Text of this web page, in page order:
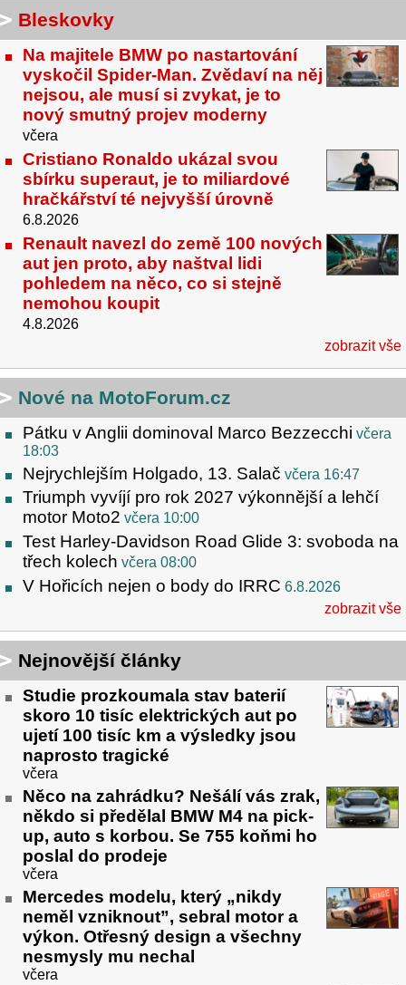
Bleskovky
Na majitele BMW po nastartování
vyskočil Spider-Man. Zvědaví na něj
nejsou, ale musí si zvykat, je to
nový smutný projev moderny
včera
Cristiano Ronaldo ukázal svou
sbírku superaut, je to miliardové
hračkářství té nejvyšší úrovně
6.8.2026
Renault navezl do země 100 nových
aut jen proto, aby naštval lidi
pohledem na něco, co si stejně
nemohou koupit
4.8.2026
zobrazit vše
Nové na MotoForum.cz
Pátku v Anglii dominoval Marco Bezzecchi včera
18:03
Nejrychlejším Holgado, 13. Salač včera 16:47
Triumph vyvíjí pro rok 2027 výkonnější a lehčí
motor Moto2 včera 10:00
Test Harley-Davidson Road Glide 3: svoboda na
třech kolech včera 08:00
V Hořicích nejen o body do IRRC 6.8.2026
zobrazit vše
Nejnovější články
Studie prozkoumala stav baterií
skoro 10 tisíc elektrických aut po
ujetí 100 tisíc km a výsledky jsou
naprosto tragické
včera
Něco na zahrádku? Nešálí vás zrak,
někdo si předělal BMW M4 na pick-
up, auto s korbou. Se 755 koňmi ho
poslal do prodeje
včera
Mercedes modelu, který „nikdy
neměl vzniknout”, sebral motor a
výkon. Otřesný design a všechny
nesmysly mu nechal
včera